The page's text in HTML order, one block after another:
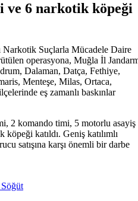
ve 6 narkotik köpeği
Narkotik Suçlarla Mücadele Daire
operasyona, Muğla İl
Dalaman, Datça, Fethiye,
Menteşe, Milas, Ortaca,
eş zamanlı baskınlar
2 komando timi, 5 motorlu asayiş
katıldı. Geniş katılımlı
satışına karşı önemli bir darbe